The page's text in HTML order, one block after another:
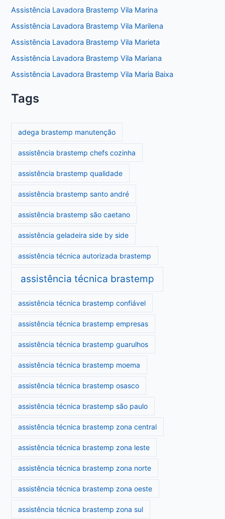
Assistência Lavadora Brastemp Vila Marina
Assistência Lavadora Brastemp Vila Marilena
Assistência Lavadora Brastemp Vila Marieta
Assistência Lavadora Brastemp Vila Mariana
Assistência Lavadora Brastemp Vila Maria Baixa
Tags
adega brastemp manutenção
assistência brastemp chefs cozinha
assistência brastemp qualidade
assistência brastemp santo andré
assistência brastemp são caetano
assistência geladeira side by side
assistência técnica autorizada brastemp
assistência técnica brastemp
assistência técnica brastemp confiável
assistência técnica brastemp empresas
assistência técnica brastemp guarulhos
assistência técnica brastemp moema
assistência técnica brastemp osasco
assistência técnica brastemp são paulo
assistência técnica brastemp zona central
assistência técnica brastemp zona leste
assistência técnica brastemp zona norte
assistência técnica brastemp zona oeste
assistência técnica brastemp zona sul